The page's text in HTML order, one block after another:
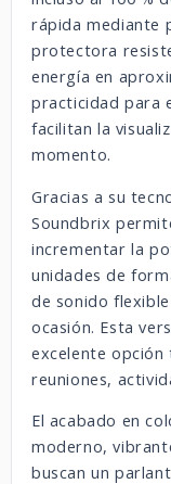
rápida mediante
protectora
energía en
practicidad para
facilitan la
momento.
Gracias a su
Soundbrix
incrementar la
unidades de
de sonido
ocasión. Esta
excelente
reuniones,
El acabado en
moderno,
buscan un